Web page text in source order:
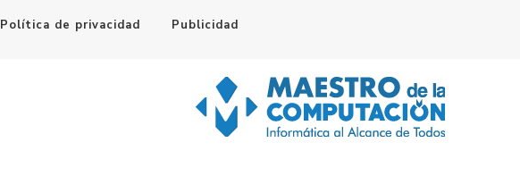
Política de privacidad Publicidad